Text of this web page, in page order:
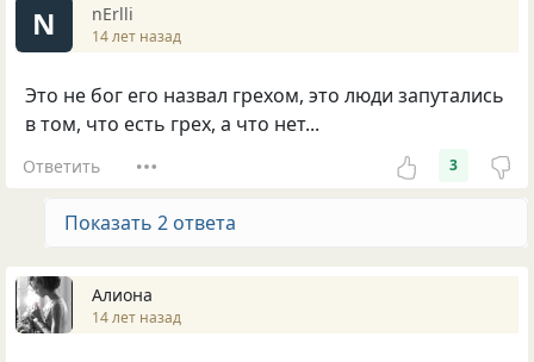
N nErlli
14 лет назад
Это не бог его назвал грехом, это люди запутались
в том, что есть грех, а что нет...
Ответить 3
Показать 2 ответа
Алиона
14 лет назад